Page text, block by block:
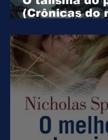
(Crônicas do